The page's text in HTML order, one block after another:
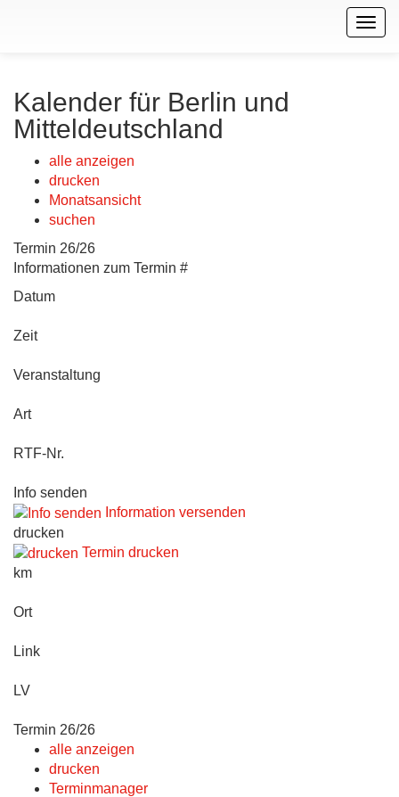
Kalender für Berlin und
Mitteldeutschland
alle anzeigen
drucken
Monatsansicht
suchen
Termin 26/26
Informationen zum Termin #
Datum
Zeit
Veranstaltung
Art
RTF-Nr.
Info senden
Information versenden
drucken
Termin drucken
km
Ort
Link
LV
Termin 26/26
alle anzeigen
drucken
Terminmanager